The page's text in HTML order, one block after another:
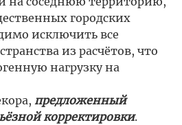
городских
исключить все
из расчётов, что
нагрузку на
предложенный
корректировки.